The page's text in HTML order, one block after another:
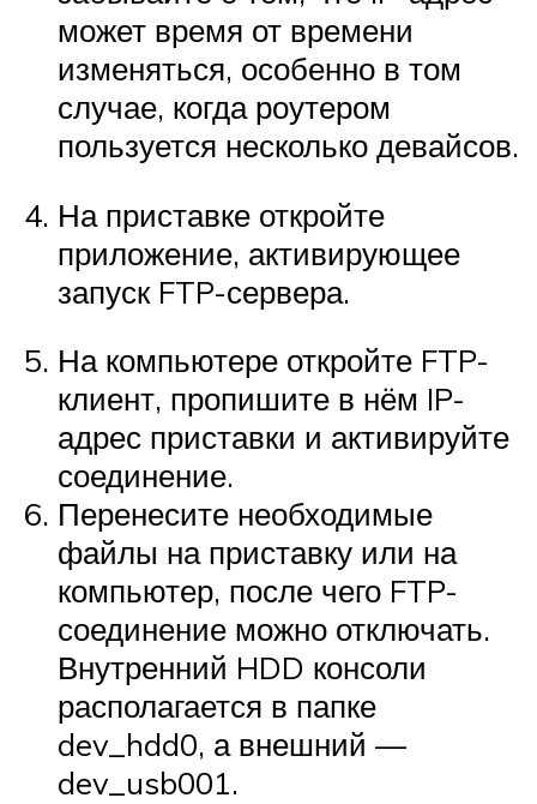
может время от времени
изменяться, особенно в том
случае, когда роутером
пользуется несколько девайсов.
На приставке откройте
приложение, активирующее
запуск FTP-сервера.
На компьютере откройте FTP-
клиент, пропишите в нём IP-
адрес приставки и активируйте
соединение.
Перенесите необходимые
файлы на приставку или на
компьютер, после чего FTP-
соединение можно отключать.
Внутренний HDD консоли
располагается в папке
dev_hdd0, а внешний —
dev_usb001.